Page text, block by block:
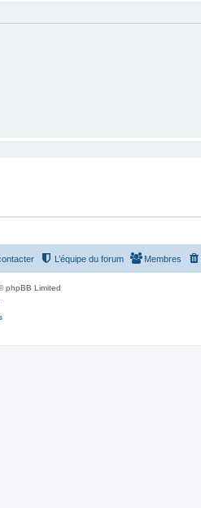
Membres
L’équipe du forum
phpBB Limited